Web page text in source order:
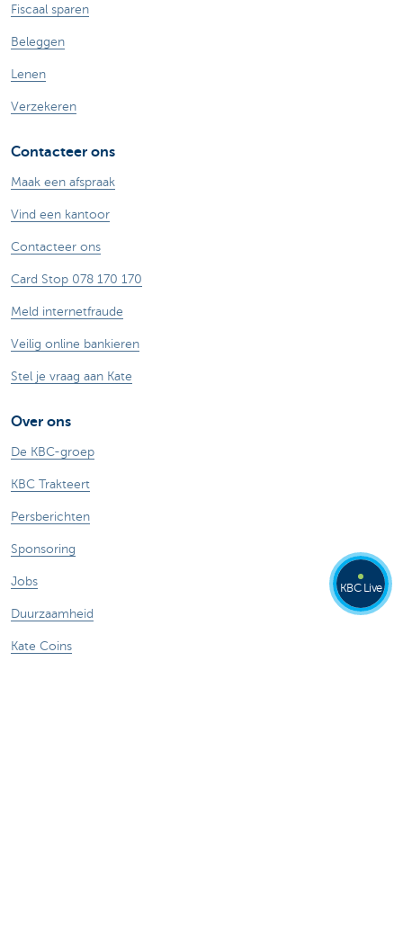
Fiscaal sparen
Beleggen
Lenen
Verzekeren
Contacteer ons
Maak een afspraak
Vind een kantoor
Contacteer ons
Card Stop 078 170 170
Meld internetfraude
Veilig online bankieren
Stel je vraag aan Kate
Over ons
De KBC-groep
KBC Trakteert
Persberichten
Sponsoring
Jobs
Duurzaamheid
Kate Coins
KBC Live